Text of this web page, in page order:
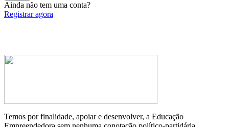
Ainda não tem uma conta?
Registrar agora
Temos por finalidade, apoiar e desenvolver, a Educação